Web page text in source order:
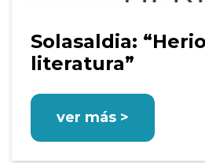
Solasaldia:
literatura”
ver más >